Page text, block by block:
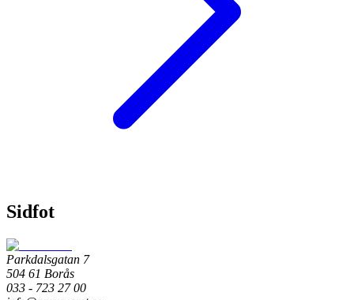
Sidfot
Parkdalsgatan 7
504 61 Borås
033 - 723 27 00